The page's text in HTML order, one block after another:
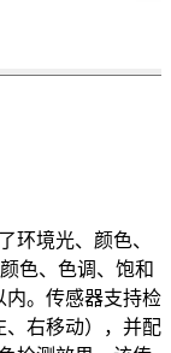
环境光、颜色、
色、色调、饱和
内。传感器支持检
、右移动），并配